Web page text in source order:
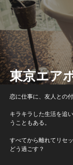
東京エア
恋に仕事に、友人との付
キラキラした生活を追
うこともある。
すべてから離れてリセ
どう過ごす？